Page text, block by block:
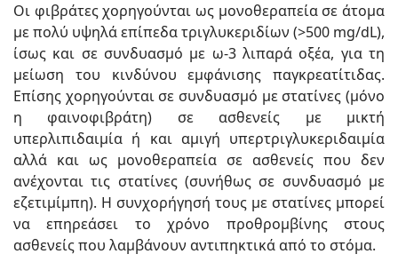
Οι φιβράτες χορηγούνται ως μονοθεραπεία σε άτομα
με πολύ υψηλά επίπεδα τριγλυκεριδίων (>500 mg/dL),
ίσως και σε συνδυασμό με ω-3 λιπαρά οξέα, για τη
μείωση του κινδύνου εμφάνισης παγκρεατίτιδας.
Επίσης χορηγούνται σε συνδυασμό με στατίνες (μόνο
η φαινοφιβράτη) σε ασθενείς με μικτή
υπερλιπιδαιμία ή και αμιγή υπερτριγλυκεριδαιμία
αλλά και ως μονοθεραπεία σε ασθενείς που δεν
ανέχονται τις στατίνες (συνήθως σε συνδυασμό με
εζετιμίμπη). Η συνχορήγησή τους με στατίνες μπορεί
να επηρεάσει το χρόνο προθρομβίνης στους
ασθενείς που λαμβάνουν αντιπηκτικά από το στόμα.